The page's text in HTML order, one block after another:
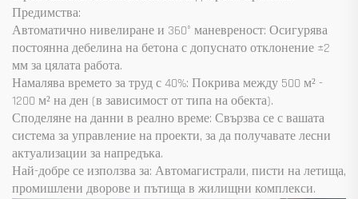
Предимства:
Автоматично нивелиране и 360° маневреност: Осигурява
постоянна дебелина на бетона с допуснато отклонение ±2
мм за цялата работа.
Намалява времето за труд с 40%: Покрива между 500 м² -
1200 м² на ден (в зависимост от типа на обекта).
Споделяне на данни в реално време: Свързва се с вашата
система за управление на проекти, за да получавате лесни
актуализации за напредъка.
Най-добре се използва за: Автомагистрали, писти на летища,
промишлени дворове и пътища в жилищни комплекси.